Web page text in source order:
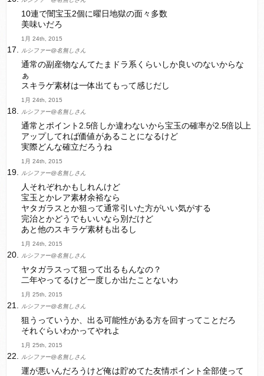
10連で闇宝玉2個に曜日地獄の面々多数
美味いだろ
1月 24th, 2015
ルシファー@名無しさん
通常の副産物なんてたまドラ系くらいしか良いのないからな
ぁ
スキラゲ素材は一体出てもって感じだし
1月 24th, 2015
ルシファー@名無しさん
通常とポイント2.5倍しか違わないから宝玉の確率が2.5倍以上
アップしてれば価値があることになるけど
実際どんな確立だろうね
1月 24th, 2015
ルシファー@名無しさん
人それぞれかもしれんけど
宝玉とかレア素材余裕なら
ヤタガラスとか狙って通常引いた方がいい気がする
完治とかどうでもいいなら別だけど
あと他のスキラゲ素材も出るし
1月 24th, 2015
ルシファー@名無しさん
ヤタガラスって狙って出るもんなの？
二年やってるけど一度しか出たことないわ
1月 25th, 2015
ルシファー@名無しさん
狙うっていうか、出る可能性がある方を回すってことだろ
それぐらいわかってやれよ
1月 25th, 2015
ルシファー@名無しさん
運が悪いんだろうけど俺は貯めてた友情ポイント全部使って